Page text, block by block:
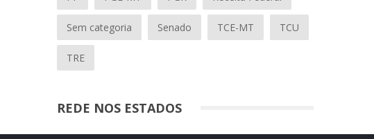
Sem categoria Senado TCE-MT TCU
TRE
REDE NOS ESTADOS